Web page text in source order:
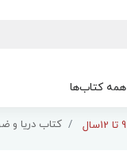
همه کتاب‌ها
کتاب دریا و ضرب